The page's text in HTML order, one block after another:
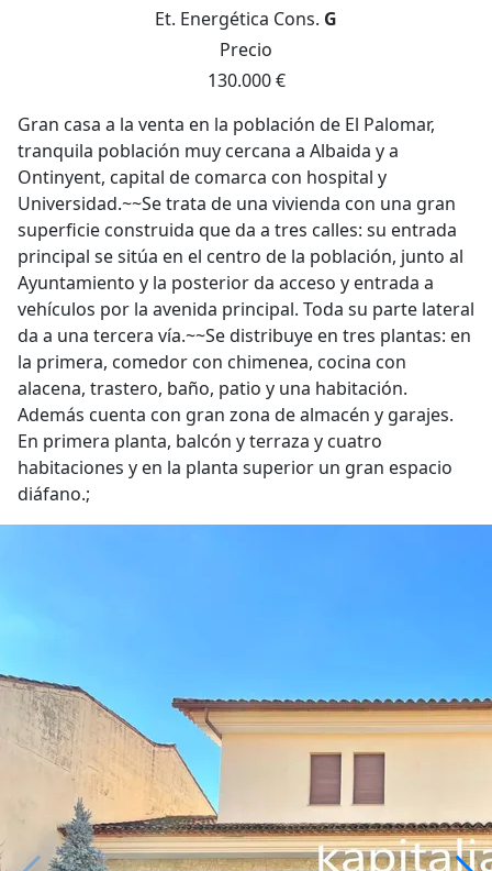
Et. Energética Cons. G
Precio
130.000 €
Gran casa a la venta en la población de El Palomar,
tranquila población muy cercana a Albaida y a
Ontinyent, capital de comarca con hospital y
Universidad.~~Se trata de una vivienda con una gran
superficie construida que da a tres calles: su entrada
principal se sitúa en el centro de la población, junto al
Ayuntamiento y la posterior da acceso y entrada a
vehículos por la avenida principal. Toda su parte lateral
da a una tercera vía.~~Se distribuye en tres plantas: en
la primera, comedor con chimenea, cocina con
alacena, trastero, baño, patio y una habitación.
Además cuenta con gran zona de almacén y garajes.
En primera planta, balcón y terraza y cuatro
habitaciones y en la planta superior un gran espacio
diáfano.;